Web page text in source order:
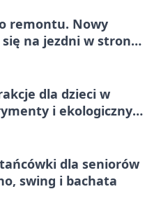
remontu. Nowy
na jezdni w stronę
dla dzieci w
i ekologiczny
dla seniorów
swing i bachata